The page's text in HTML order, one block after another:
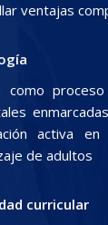
ventajas
como
activa
de adultos
curricular